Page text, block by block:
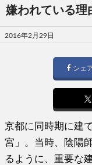
嫌われている理
投
稿
2016年2月29日
シェ
京都に同時期に建
宮」。当時、陰陽
るように、重要な